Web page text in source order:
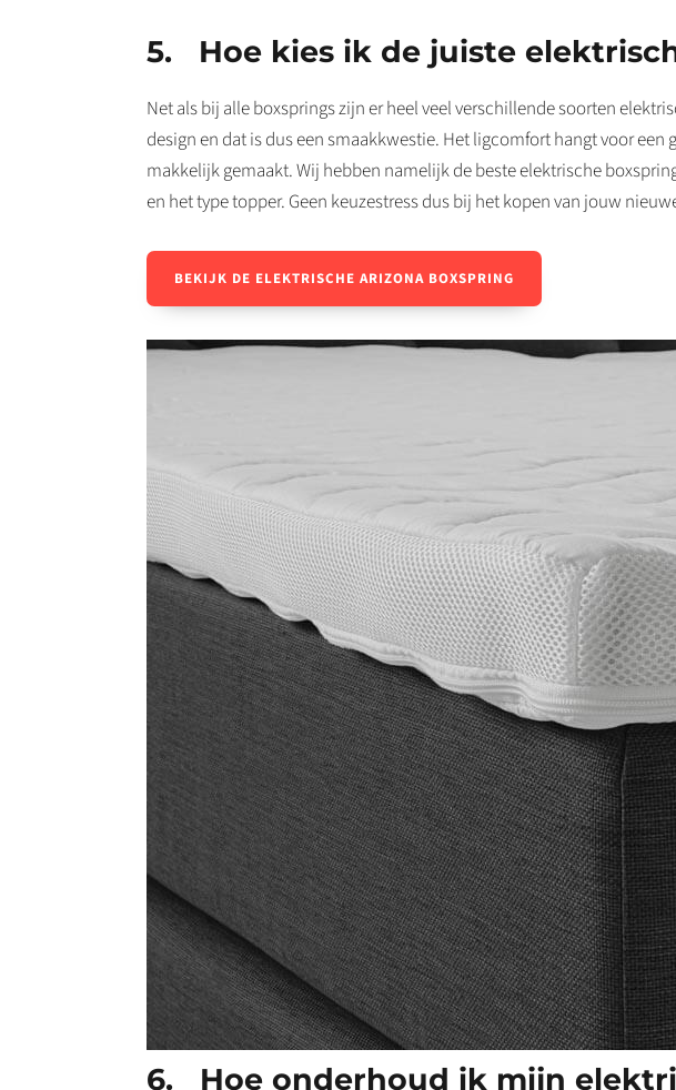
5. Hoe kies ik de juiste
Net als bij alle boxsprings zijn er heel veel verschillende soorten
design en dat is dus een smaakkwestie. Het ligcomfort hangt voor
makkelijk gemaakt. Wij hebben namelijk de beste elektrische
en het type topper. Geen keuzestress dus bij het kopen van jouw
BEKIJK DE ELEKTRISCHE ARIZONA BOXSPRING
6. Hoe onderhoud ik mijn